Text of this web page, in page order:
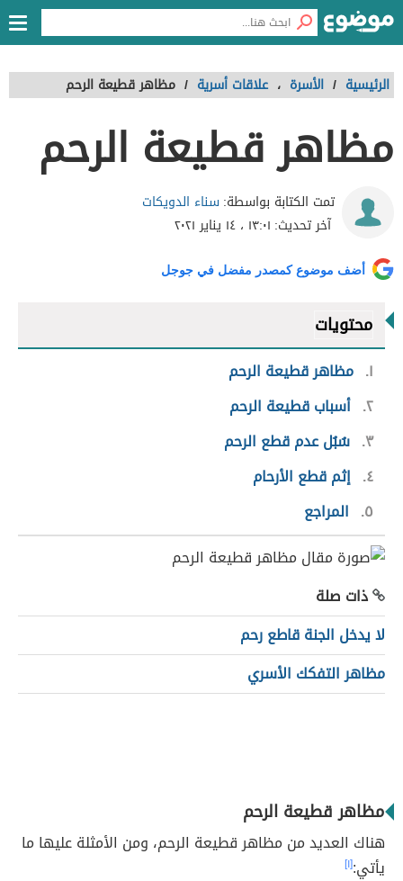
الرئيسية / الأسرة ، علاقات أسرية / مظاهر قطيعة الرحم
مظاهر قطيعة الرحم
تمت الكتابة بواسطة:سناء الدويكات
آخر تحديث: ١٣:٠١ ، ١٤ يناير ٢٠٢١
أضف موضوع كمصدر مفضل في جوجل
محتويات
١ مظاهر قطيعة الرحم
٢ أسباب قطيعة الرحم
٣ سُبُل عدم قطع الرحم
٤ إثم قطع الأرحام
٥
المراجع
ذات صلة
لا يدخل الجنة قاطع رحم
مظاهر التفكك الأسري
مظاهر قطيعة الرحم
هناك العديد من مظاهر قطيعة الرحم، ومن الأمثلة عليها ما
يأتي:[١]